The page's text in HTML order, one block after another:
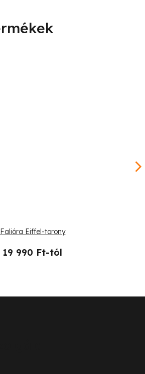
Falióra Eiffel-torony
19 990 Ft-tól